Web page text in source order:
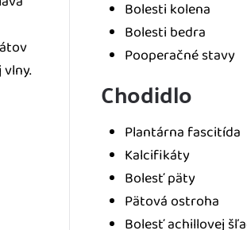
Bolesti kolena
Bolesti bedra
Pooperačné stavy
Chodidlo
Plantárna fascitída
Kalcifikáty
Bolesť päty
Pätová ostroha
Bolesť achillovej